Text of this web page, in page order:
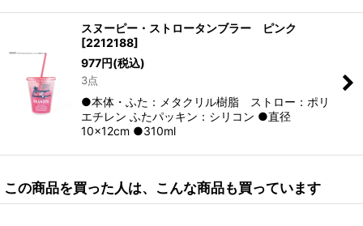
スヌーピー・ストロータンブラー ピンク
[2212188]
977円(税込)
3点
●本体・ふた：メタクリル樹脂 ストロー：ポリ
エチレン ふたパッキン：シリコン ●直径
10×12cm ●310ml
この商品を買った人は、こんな商品も買っています